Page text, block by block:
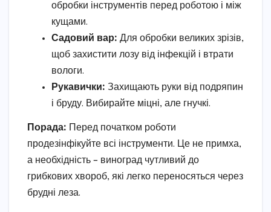
обробки інструментів перед роботою і між
кущами.
Садовий вар: Для обробки великих зрізів,
щоб захистити лозу від інфекцій і втрати
вологи.
Рукавички: Захищають руки від подряпин
і бруду. Вибирайте міцні, але гнучкі.
Порада: Перед початком роботи
продезінфікуйте всі інструменти. Це не примха,
а необхідність – виноград чутливий до
грибкових хвороб, які легко переносяться через
брудні леза.